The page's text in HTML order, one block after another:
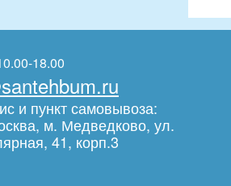
18.00
и пункт самовывоза:
м. Медведково, ул.
41, корп.3